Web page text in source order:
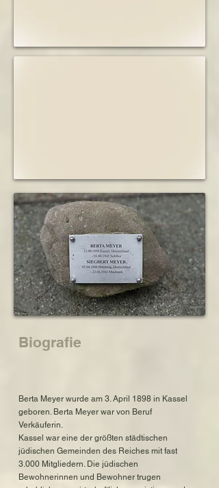
Biografie
Berta Meyer wurde am 3. April 1898 in Kassel
geboren. Berta Meyer war von Beruf
Verkäuferin.
Kassel war eine der größten städtischen
jüdischen Gemeinden des Reiches mit fast
3.000 Mitgliedern. Die jüdischen
Bewohnerinnen und Bewohner trugen